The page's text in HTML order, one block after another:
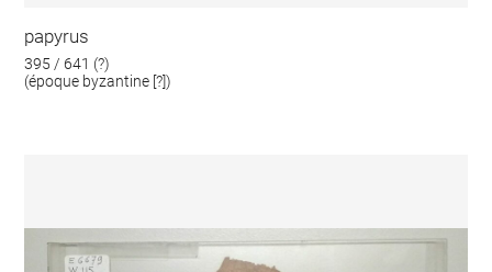
papyrus
395 / 641 (?)
(époque byzantine [?])